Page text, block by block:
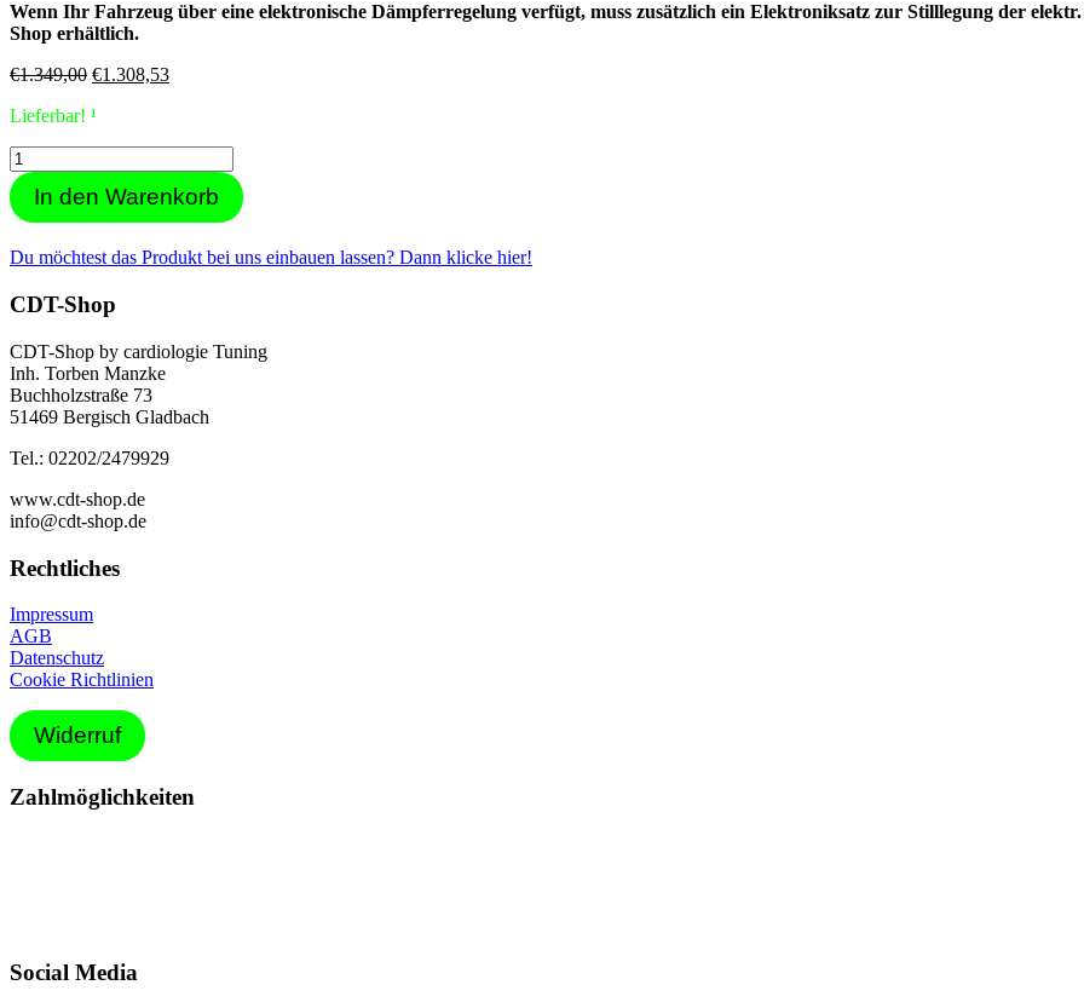
Wenn Ihr Fahrzeug über eine elektronische Dämpferregelung verfügt, muss zusätzlich ein Elektroniksatz zur Stilllegung der
Shop erhältlich.
€1.349,00 Ursprünglicher
war:
€1.308,53Aktueller
Lieferbar! ¹
ST
XTA
Gewindefahrwerk
Mini
S
(F56)
In den Warenkorb
Du möchtest das Produkt bei uns einbauen lassen? Dann klicke hier!
CDT-Shop
CDT-Shop by cardiologie Tuning
Inh. Torben Manzke
Buchholzstraße 73
51469 Bergisch Gladbach
Tel.: 02202/2479929
www.cdt-shop.de
info@cdt-shop.de
Rechtliches
Impressum
AGB
Datenschutz
Cookie Richtlinien
Widerruf
Zahlmöglichkeiten
Social Media